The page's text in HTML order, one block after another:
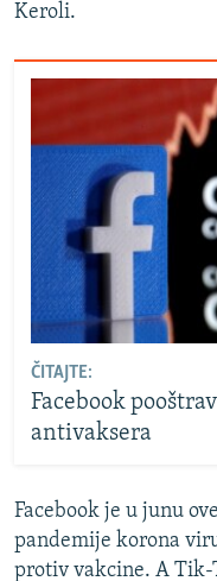
Keroli.
ČITAJTE:
Facebook
antivaksera
Facebook je u junu
pandemije korona
protiv vakcine. A Tik-